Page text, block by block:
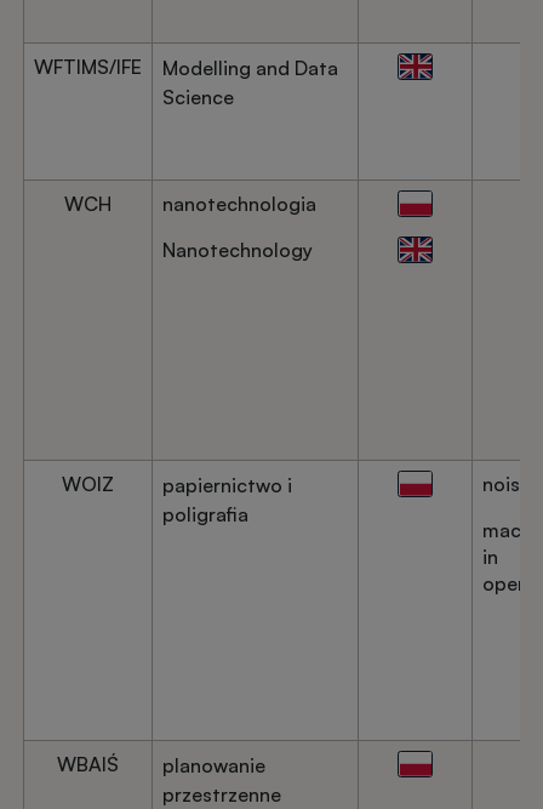
WFTIMS/IFE
Modelling and Data
Science
WCH
nanotechnologia
Nanotechnology
WOIZ
papiernictwo i
poligrafia
noise
in
WBAIŚ
planowanie
przestrzenne